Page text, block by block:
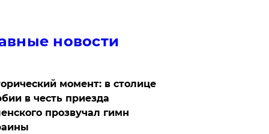
новости
момент: в столице
в честь приезда
прозвучал гимн